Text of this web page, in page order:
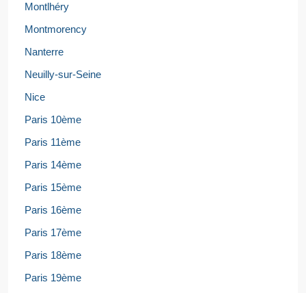
Montlhéry
Montmorency
Nanterre
Neuilly-sur-Seine
Nice
Paris 10ème
Paris 11ème
Paris 14ème
Paris 15ème
Paris 16ème
Paris 17ème
Paris 18ème
Paris 19ème